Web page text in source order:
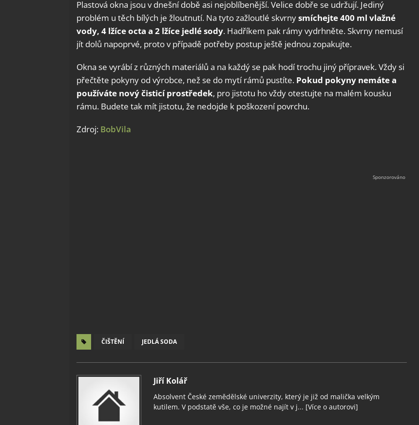
Plastová okna jsou v dnešní době asi nejoblíbenější. Velice dobře se udržují. Jediný
problém u těch bílých je žloutnutí. Na tyto zažloutlé skvrnysmíchejte 400 ml vlažné
vody, 4 lžíce octa a 2 lžíce jedlé sody. Hadříkem pak rámy vydrhněte. Skvrny nemusí
jít dolů napoprvé, proto v případě potřeby postup ještě jednou zopakujte.
Okna se vyrábí z různých materiálů a na každý se pak hodí trochu jiný přípravek. Vždy si
přečtěte pokyny od výrobce, než se do mytí rámů pustíte. Pokud pokyny nemáte a
používáte nový čisticí prostředek, pro jistotu ho vždy otestujte na malém kousku
rámu. Budete tak mít jistotu, že nedojde k poškození povrchu.
Zdroj: BobVila
ČIŠTĚNÍ JEDLÁ SODA
Jiří Kolář
Absolvent České zemědělské univerzity, který je již od malička velkým
kutilem. V podstatě vše, co je možné najít v j... [Více o autorovi]